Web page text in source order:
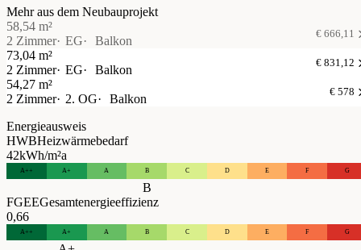
Mehr aus dem Neubauprojekt
58,54 m²
2 Zimmer
EG Balkon
€ 666,11
73,04 m²
2 Zimmer
EG Balkon
€ 831,12
54,27 m²
2 Zimmer
2. OG Balkon
€ 578
Energieausweis
HWBHeizwärmebedarf
42kWh/m²a
A++ A+ A B C D E F G
B
FGEEGesamtenergieeffizienz
0,66
A++ A+ A B C D E F G